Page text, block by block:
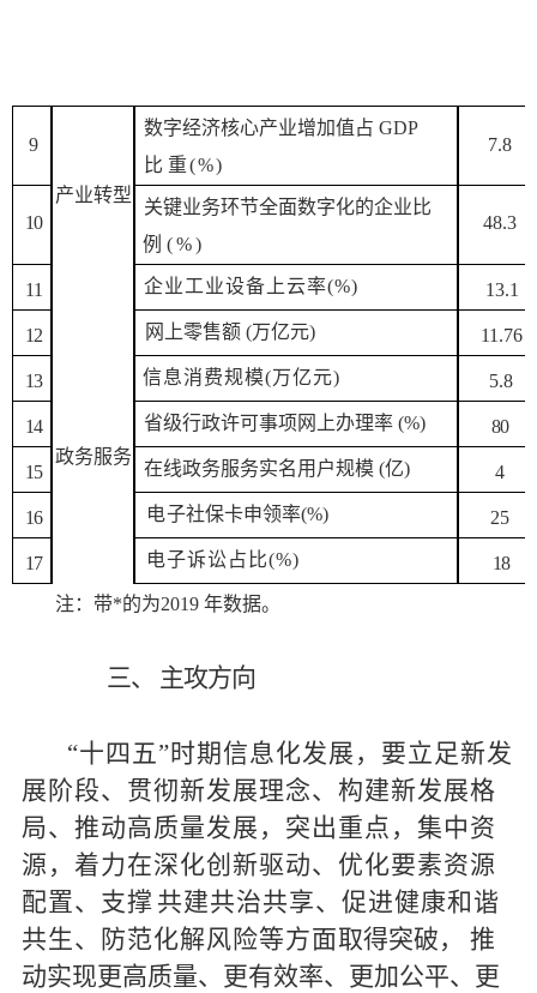
9
产业转型
数字经济核心产业增加值占 GDP
比 重(%)
7.8
10
关键业务环节全面数字化的企业比
例 (%)
48.3
11 企业工业设备上云率(%) 13.1
12 网 上零售额 (万亿元) 11.76
13 信息消费规模(万亿元) 5.8
14
政务服务
省级行政许可事项网上办理率 (%) 80
15 在线政务服务实名用户规模 (亿) 4
16 电子社保卡申领率(%) 25
17 电子诉讼占比(%) 18
注：带*的为2019 年数据。
三、 主攻方向
“十四五”时期信息化发展，要立足新发
展阶段、贯彻新发展理念、构建新发展格
局、推动高质量发展，突出重点， 集中资
源，着力在深化创新驱动、优化要素资源
配置、支撑 共建共治共享、促进健康和谐
共生、防范化解风险等方面取得突破，
推
动实现更高质量、更有效率、更加公平、更